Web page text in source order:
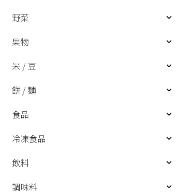
野菜
果物
米 / 豆
餅 / 麺
食品
冷凍食品
飲料
調味料